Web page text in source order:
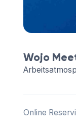
Wojo
Online